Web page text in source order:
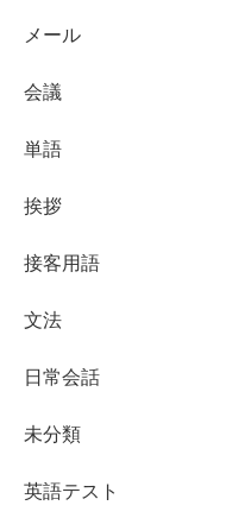
メール
会議
単語
挨拶
接客用語
文法
日常会話
未分類
英語テスト